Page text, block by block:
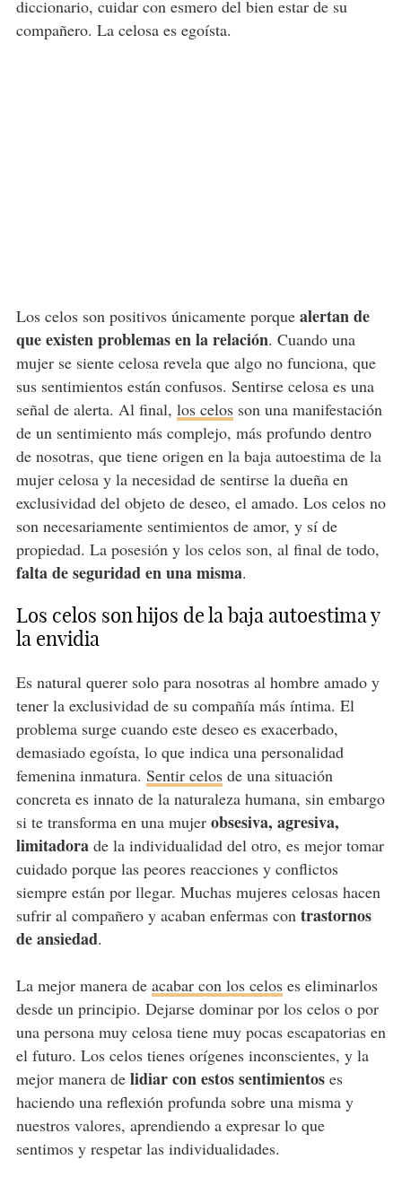
diccionario, cuidar con esmero del bien estar de su
compañero. La celosa es egoísta.
Los celos son positivos únicamente porque alertan de
que existen problemas en la relación. Cuando una
mujer se siente celosa revela que algo no funciona, que
sus sentimientos están confusos. Sentirse celosa es una
señal de alerta. Al final, los celosson una manifestación
de un sentimiento más complejo, más profundo dentro
de nosotras, que tiene origen en la baja autoestima de la
mujer celosa y la necesidad de sentirse la dueña en
exclusividad del objeto de deseo, el amado. Los celos no
son necesariamente sentimientos de amor, y sí de
propiedad. La posesión y los celos son, al final de todo,
falta de seguridad en una misma.
Los celos son hijos de la baja autoestima y
la envidia
Es natural querer solo para nosotras al hombre amado y
tener la exclusividad de su compañía más íntima. El
problema surge cuando este deseo es exacerbado,
demasiado egoísta, lo que indica una personalidad
femenina inmatura. Sentir celosde una situación
concreta es innato de la naturaleza humana, sin embargo
si te transforma en una mujer obsesiva, agresiva,
limitadorade la individualidad del otro, es mejor tomar
cuidado porque las peores reacciones y conflictos
siempre están por llegar. Muchas mujeres celosas hacen
sufrir al compañero y acaban enfermas con trastornos
de ansiedad.
La mejor manera de acabar con los celoses eliminarlos
desde un principio. Dejarse dominar por los celos o por
una persona muy celosa tiene muy pocas escapatorias en
el futuro. Los celos tienes orígenes inconscientes, y la
mejor manera de lidiar con estos sentimientoses
haciendo una reflexión profunda sobre una misma y
nuestros valores, aprendiendo a expresar lo que
sentimos y respetar las individualidades.